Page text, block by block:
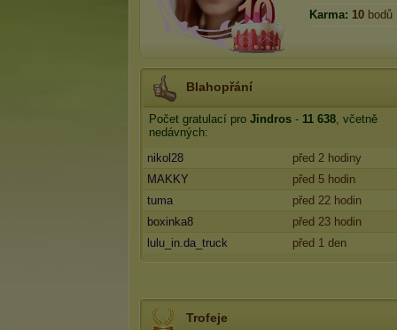
Karma: 10 bodů
Blahopřání
Počet gratulací pro Jindros - 11 638, včetně
nedávných:
nikol28
před 2 hodiny
MAKKY
před 5 hodin
tuma
před 22 hodin
boxinka8
před 23 hodin
lulu_in.da_truck
před 1 den
Trofeje